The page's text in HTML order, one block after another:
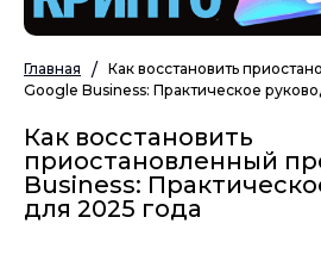
Главная
Как восстановить
Google Business: Практическое
Как восстановить
приостановленный
Business:
для 2025 года